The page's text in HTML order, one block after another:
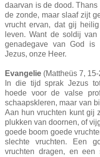
daarvan is de dood.
de zonde, maar slaaf zijt
vrucht ervan, dat gij
leven. Want de soldij
genadegave van God
Jezus, onze Heer.
Evangelie (Mattheüs 7,
In die tijd sprak Jezus
hoede voor de valse
schaapskleren, maar van
Aan hun vruchten kunt gij
plukken van doornen, of
goede boom goede
slechte vruchten. Een
vruchten dragen, en